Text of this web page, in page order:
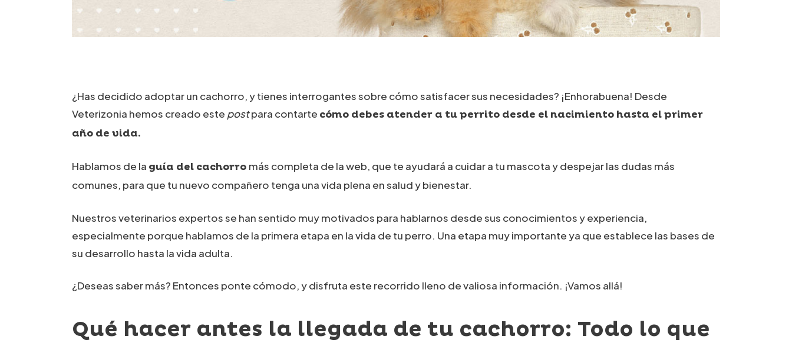
¿Has decidido adoptar un cachorro, y tienes interrogantes sobre cómo satisfacer sus necesidades? ¡Enhorabuena! Desde
Veterizonia hemos creado este postpara contarte cómo debes atender a tu perrito desde el nacimiento hasta el primer
año de vida.
Hablamos de la guía del cachorro más completa de la web, que te ayudará a cuidar a tu mascota y despejar las dudas más
comunes, para que tu nuevo compañero tenga una vida plena en salud y bienestar.
Nuestros veterinarios expertos se han sentido muy motivados para hablarnos desde sus conocimientos y experiencia,
especialmente porque hablamos de la primera etapa en la vida de tu perro. Una etapa muy importante ya que establece las bases de
su desarrollo hasta la vida adulta.
¿Deseas saber más? Entonces ponte cómodo, y disfruta este recorrido lleno de valiosa información. ¡Vamos allá!
Qué hacer antes la llegada de tu cachorro: Todo lo que